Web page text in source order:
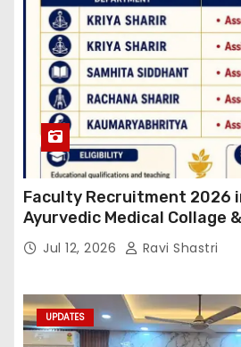
Faculty Recruitment 2026
Ayurvedic Medical Collage
Road ,Siwan
Jul 12, 2026 Ravi Shastri
UPDATES